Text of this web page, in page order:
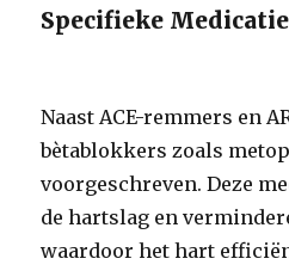
Specifieke
Naast ACE-remmers en
bètablokkers zoals
voorgeschreven. Deze
de hartslag en
waardoor het hart